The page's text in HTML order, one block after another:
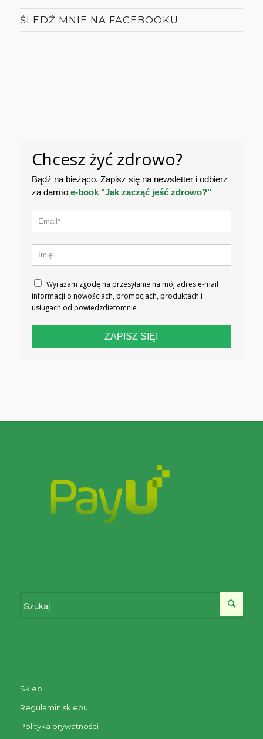
ŚLEDŹ MNIE NA FACEBOOKU
Chcesz żyć zdrowo?
Bądź na bieżąco. Zapisz się na newsletter i odbierz
za darmo e-book "Jak zacząć jeść zdrowo?"
Wyrażam zgodę na przesyłanie na mój adres e-mail
informacji o nowościach, promocjach, produktach i
usługach od powiedzdietomnie
ZAPISZ SIĘ!
Sklep
Regulamin sklepu
Polityka prywatności